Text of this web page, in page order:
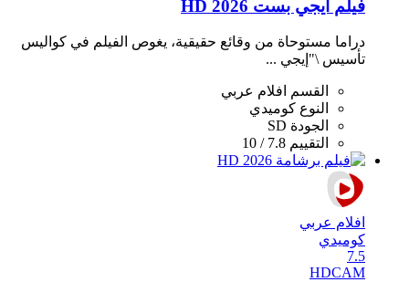
فيلم ايجي بست 2026 HD
دراما مستوحاة من وقائع حقيقية، يغوص الفيلم في كواليس
تأسيس \"إيجي ...
القسم افلام عربي
النوع كوميدي
الجودة SD
التقييم 7.8 / 10
افلام عربي
كوميدي
7.5
HDCAM